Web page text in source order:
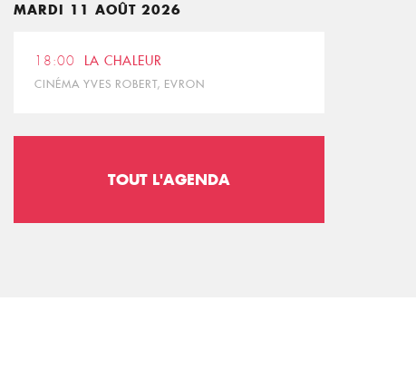
MARDI 11 AOÛT 2026
18:00 LA CHALEUR
CINÉMA YVES ROBERT, EVRON
TOUT L'AGENDA